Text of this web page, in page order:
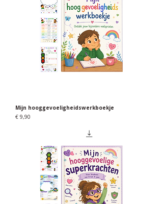
Mijn hooggevoeligheidswerkboekje
Prijs
€ 9,90